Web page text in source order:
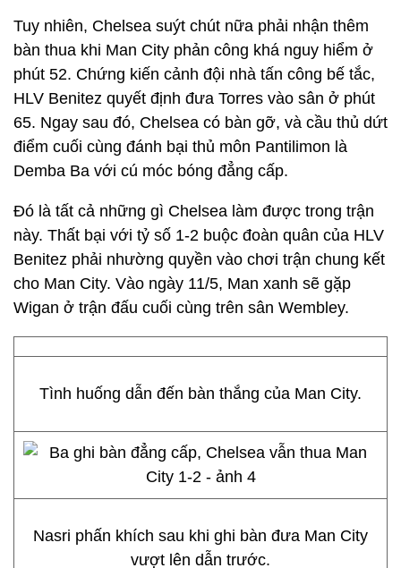
Tuy nhiên, Chelsea suýt chút nữa phải nhận thêm
bàn thua khi Man City phản công khá nguy hiểm ở
phút 52. Chứng kiến cảnh đội nhà tấn công bế tắc,
HLV Benitez quyết định đưa Torres vào sân ở phút
65. Ngay sau đó, Chelsea có bàn gỡ, và cầu thủ dứt
điểm cuối cùng đánh bại thủ môn Pantilimon là
Demba Ba với cú móc bóng đẳng cấp.
Đó là tất cả những gì Chelsea làm được trong trận
này. Thất bại với tỷ số 1-2 buộc đoàn quân của HLV
Benitez phải nhường quyền vào chơi trận chung kết
cho Man City. Vào ngày 11/5, Man xanh sẽ gặp
Wigan ở trận đấu cuối cùng trên sân Wembley.
Tình huống dẫn đến bàn thắng của Man City.
Nasri phấn khích sau khi ghi bàn đưa Man City
vượt lên dẫn trước.